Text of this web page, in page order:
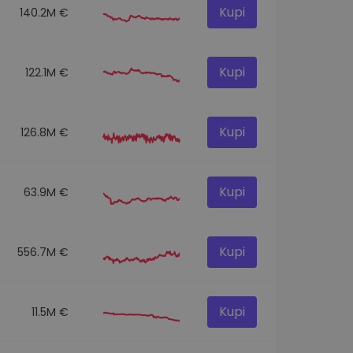
140.2M € Kupi
122.1M € Kupi
126.8M € Kupi
63.9M € Kupi
556.7M € Kupi
11.5M € Kupi